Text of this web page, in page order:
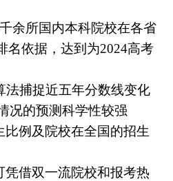
余所国内本科院校在各省
名依据，达到为2024高考
法捕捉近五年分数线变化
况的预测科学性较强
比例及院校在全国的招生
凭借双一流院校和报考热